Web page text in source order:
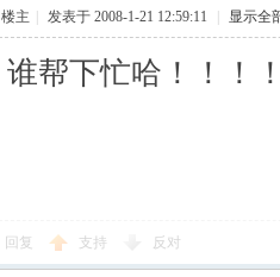
楼主 发表于 2008-1-21 12:59:11 显示全
谁帮下忙哈！！！
回复 支持 反对